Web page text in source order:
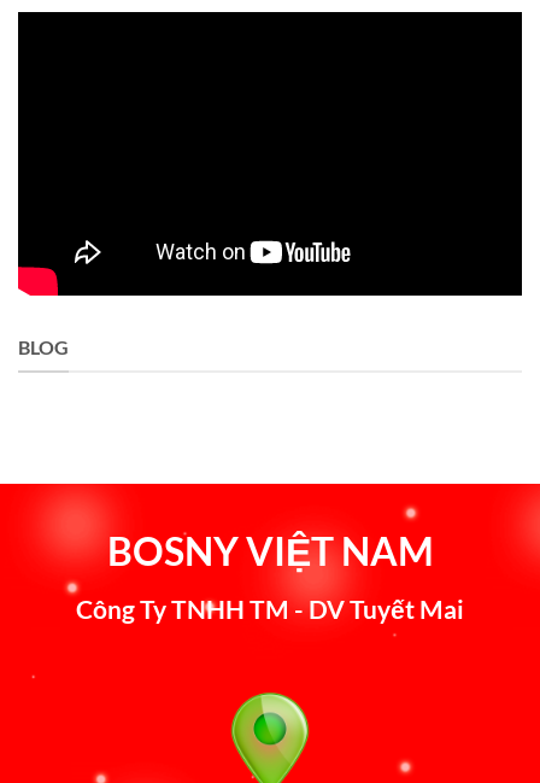
BLOG
BOSNY VIỆT NAM
Công Ty TNHH TM - DV Tuyết Mai